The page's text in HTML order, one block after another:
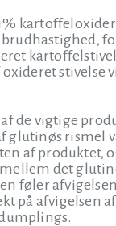
stivelse
de vigtige
glutinøs rismel
af produktet,
det
føler
på afvigelsen